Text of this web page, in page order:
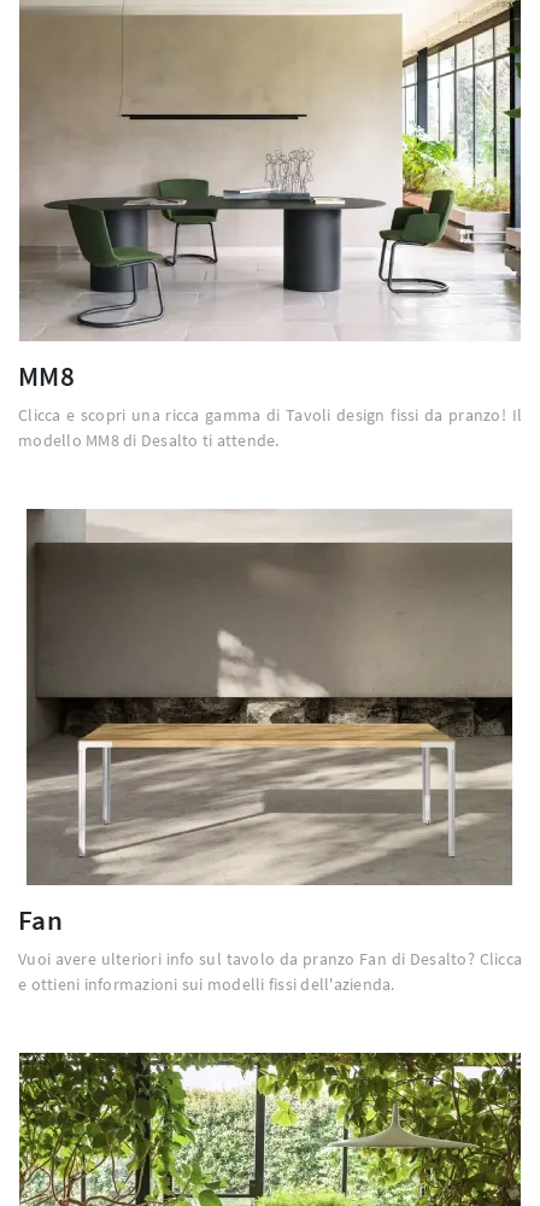
MM8
Clicca e scopri una ricca gamma di Tavoli design fissi da pranzo! Il
modello MM8 di Desalto ti attende.
Fan
Vuoi avere ulteriori info sul tavolo da pranzo Fan di Desalto? Clicca
e ottieni informazioni sui modelli fissi dell'azienda.